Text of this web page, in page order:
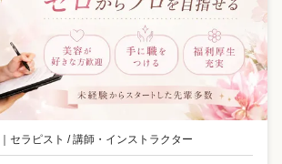
セラピスト / 講師・インストラクター